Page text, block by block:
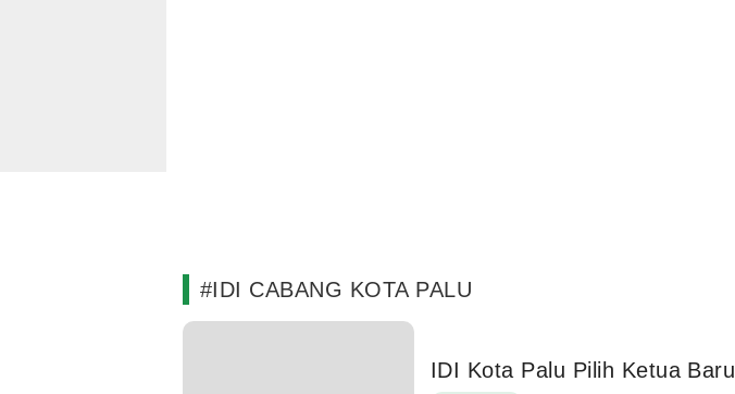
#IDI CABANG KOTA PALU
IDI Kota Palu Pilih Ketua Baru